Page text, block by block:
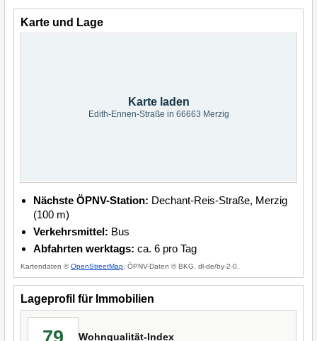
Karte und Lage
Karte laden
Edith-Ennen-Straße in 66663 Merzig
Nächste ÖPNV-Station: Dechant-Reis-Straße, Merzig
(100 m)
Verkehrsmittel: Bus
Abfahrten werktags: ca. 6 pro Tag
Kartendaten ©OpenStreetMap , ÖPNV-Daten © BKG, dl-de/by-2-0.
Lageprofil für Immobilien
Wohnqualität-Index